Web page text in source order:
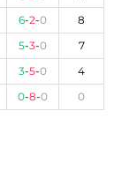
6-2-0
8
5-3-0
7
3-5-0
4
0-8-0 0